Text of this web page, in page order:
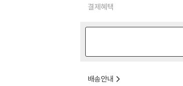
결제혜택
배송안내